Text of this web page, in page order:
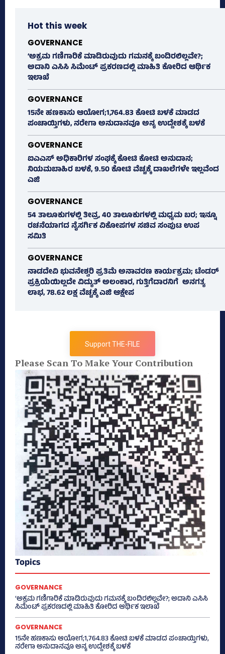
Hot this week
GOVERNANCE
‘ಅಕ್ರಮ ಗಣಿಗಾರಿಕೆ ಮಾಡಿರುವುದು ಗಮನಕ್ಕೆ ಬಂದಿರಲಿಲ್ಲವೇ?;
ಅದಾನಿ ಎಸಿಸಿ ಸಿಮೆಂಟ್ ಪ್ರಕರಣದಲ್ಲಿ ಮಾಹಿತಿ ಕೋರಿದ ಆರ್ಥಿಕ
ಇಲಾಖೆ
GOVERNANCE
15ನೇ ಹಣಕಾಸು ಆಯೋಗ;1,764.83 ಕೋಟಿ ಬಳಕೆ ಮಾಡದ
ಪಂಚಾಯ್ತಿಗಳು, ನರೇಗಾ ಅನುದಾನವೂ ಅನ್ಯ ಉದ್ದೇಶಕ್ಕೆ ಬಳಕೆ
GOVERNANCE
ಐಎಎಸ್‌ ಅಧಿಕಾರಿಗಳ ಸಂಘಕ್ಕೆ ಕೋಟಿ ಕೋಟಿ ಅನುದಾನ;
ನಿಯಮಬಾಹಿರ ಬಳಕೆ, 9.50 ಕೋಟಿ ವೆಚ್ಚಕ್ಕೆ ದಾಖಲೆಗಳೇ ಇಲ್ಲವೆಂದ
ಎಜಿ
GOVERNANCE
54 ತಾಲೂಕುಗಳಲ್ಲಿ ತೀವ್ರ, 40 ತಾಲೂಕುಗಳಲ್ಲಿ ಮಧ್ಯಮ ಬರ; ಇನ್ನೂ
ರಚನೆಯಾಗದ ನೈಸರ್ಗಿಕ ವಿಕೋಪಗಳ ಸಚಿವ ಸಂಪುಟ ಉಪ
ಸಮಿತಿ
GOVERNANCE
ನಾಡದೇವಿ ಭುವನೇಶ್ವರಿ ಪ್ರತಿಮೆ ಅನಾವರಣ ಕಾರ್ಯಕ್ರಮ; ಟೆಂಡರ್
ಪ್ರಕ್ರಿಯೆಯಿಲ್ಲದೇ ವಿದ್ಯುತ್‌ ಅಲಂಕಾರ, ಗುತ್ತಿಗೆದಾರನಿಗೆ ಅನಗತ್ಯ
ಲಾಭ, 78.62 ಲಕ್ಷ ವೆಚ್ಚಕ್ಕೆ ಎಜಿ ಆಕ್ಷೇಪ
Support THE-FILE
Please Scan To Make Your Contribution
Topics
GOVERNANCE
‘ಅಕ್ರಮ ಗಣಿಗಾರಿಕೆ ಮಾಡಿರುವುದು ಗಮನಕ್ಕೆ ಬಂದಿರಲಿಲ್ಲವೇ?; ಅದಾನಿ ಎಸಿಸಿ
ಸಿಮೆಂಟ್ ಪ್ರಕರಣದಲ್ಲಿ ಮಾಹಿತಿ ಕೋರಿದ ಆರ್ಥಿಕ ಇಲಾಖೆ
GOVERNANCE
15ನೇ ಹಣಕಾಸು ಆಯೋಗ;1,764.83 ಕೋಟಿ ಬಳಕೆ ಮಾಡದ ಪಂಚಾಯ್ತಿಗಳು,
ನರೇಗಾ ಅನುದಾನವೂ ಅನ್ಯ ಉದ್ದೇಶಕ್ಕೆ ಬಳಕೆ